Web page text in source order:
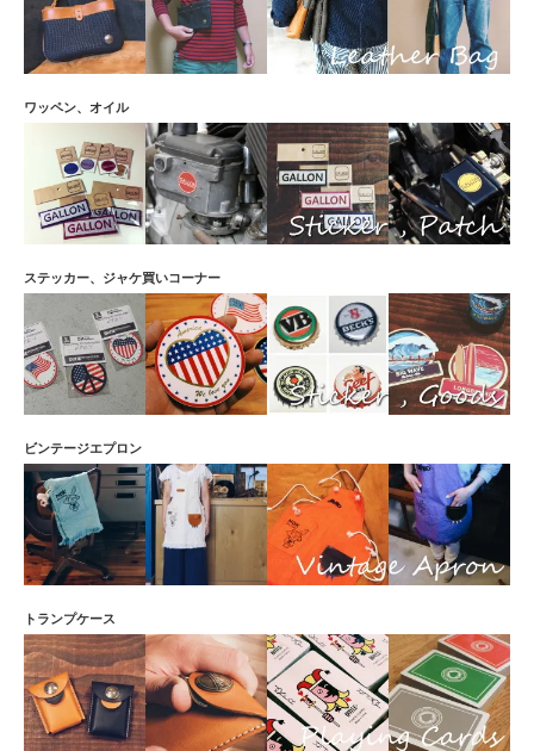
ワッペン、オイル
ステッカー、ジャケ買いコーナー
ビンテージエプロン
トランプケース